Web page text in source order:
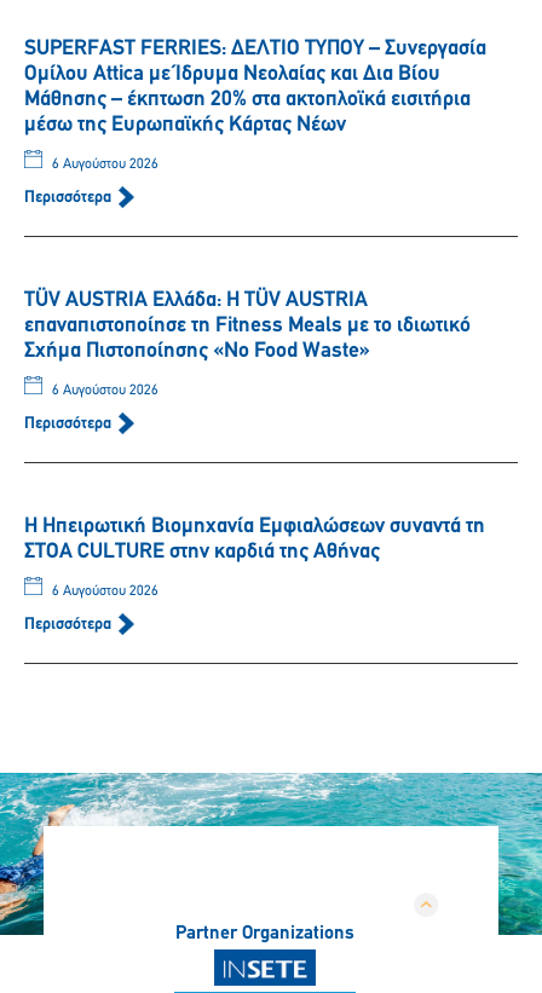
SUPERFAST FERRIES: ΔΕΛΤΙΟ ΤΥΠΟΥ – Συνεργασία
Ομίλου Attica με Ίδρυμα Νεολαίας και Δια Βίου
Μάθησης – έκπτωση 20% στα ακτοπλοϊκά εισιτήρια
μέσω της Ευρωπαϊκής Κάρτας Νέων
6 Αυγούστου 2026
Περισσότερα
TÜV AUSTRIA Ελλάδα: Η TÜV AUSTRIA
επαναπιστοποίησε τη Fitness Meals με το ιδιωτικό
Σχήμα Πιστοποίησης «No Food Waste»
6 Αυγούστου 2026
Περισσότερα
Η Ηπειρωτική Βιομηχανία Εμφιαλώσεων συναντά τη
ΣΤΟΑ CULTURE στην καρδιά της Αθήνας
6 Αυγούστου 2026
Περισσότερα
Partner Organizations